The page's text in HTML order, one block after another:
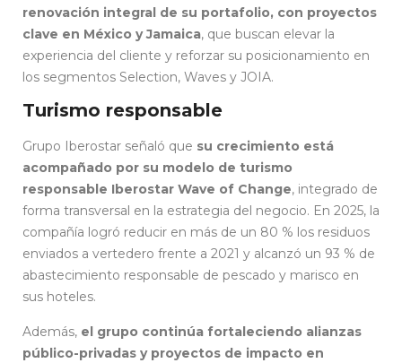
renovación integral de su portafolio, con proyectos
clave en México y Jamaica, que buscan elevar la
experiencia del cliente y reforzar su posicionamiento en
los segmentos Selection, Waves y JOIA.
Turismo responsable
Grupo Iberostar señaló que su crecimiento está
acompañado por su modelo de turismo
responsable Iberostar Wave of Change, integrado de
forma transversal en la estrategia del negocio. En 2025, la
compañía logró reducir en más de un 80 % los residuos
enviados a vertedero frente a 2021 y alcanzó un 93 % de
abastecimiento responsable de pescado y marisco en
sus hoteles.
Además, el grupo continúa fortaleciendo alianzas
público-privadas y proyectos de impacto en